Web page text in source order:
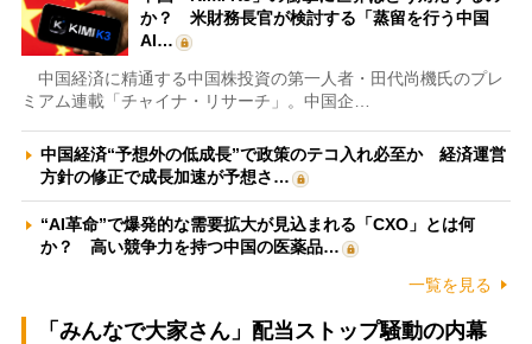
か？ 米財務長官が検討する「蒸留を行う中国
AI…
中国経済に精通する中国株投資の第一人者・田代尚機氏のプレ
ミアム連載「チャイナ・リサーチ」。中国企…
中国経済“予想外の低成長”で政策のテコ入れ必至か 経済運営
方針の修正で成長加速が予想さ…
“AI革命”で爆発的な需要拡大が見込まれる「CXO」とは何
か？ 高い競争力を持つ中国の医薬品…
一覧を見る
「みんなで大家さん」配当ストップ騒動の内幕